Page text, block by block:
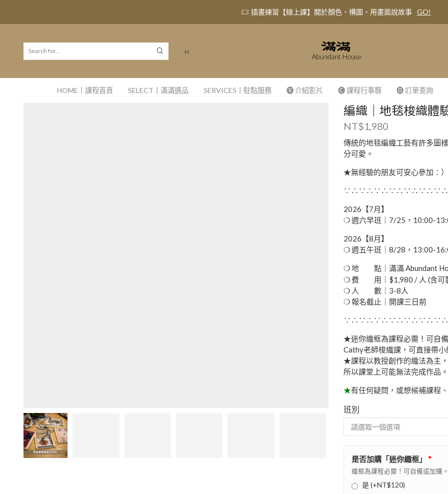
插畫練習【線上課】關於顏色、構圖、用畫面說故事 GO!
𝓜
HOME丨課程首頁 SELECT丨滿滿選品 SERVICES丨駐點服務 🅥 介紹影片 🅒 課程行事曆 🅞 訂單查詢
編織｜地毯梭織體
NT$1,980
傳統的地毯編織工藝有許多圖
分可愛。
★無經驗的朋友可安心參加：）
2026【7月】
❍ 週六早班｜7/25，10:00-
2026【8月】
❍ 週五午班｜8/28，13:00-
❍ 地 點｜滿滿 Abundant
❍ 費 用｜$1,980 / 人 (含可
❍ 人 數｜3-8人
❍ 報名截止｜開課三日前
★迷你織框為課程必需！可自
Cathy老師梭織課，可直接帶
★課程以教授創作的織法為主
所以課堂上可能無法完成作品。
★有任何疑問，或想候補課程
班別
是否加購「迷你織框」 *
織框為課程必需！可自備或加購
是 (+NT$120)